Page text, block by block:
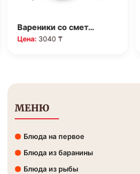
Вареники со смет…
Цена: 3040 ₸
МЕНЮ
Блюда на первое
Блюда из баранины
Блюда из рыбы